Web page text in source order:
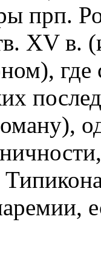
прп.
XV в.
где